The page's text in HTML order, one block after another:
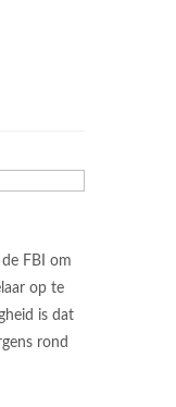
FBI om
op te
is dat
rond